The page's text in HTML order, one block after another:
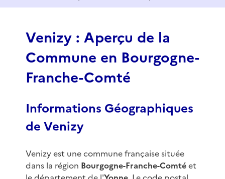
f
Venizy : Aperçu de la
Commune en Bourgogne-
Franche-Comté
Informations Géographiques
de Venizy
Venizy est une commune française située
dans la région Bourgogne-Franche-Comtéet